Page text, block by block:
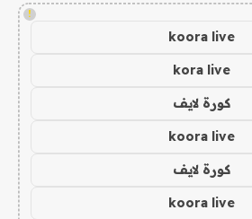
!
koora live
kora live
كورة لايف
koora live
كورة لايف
koora live